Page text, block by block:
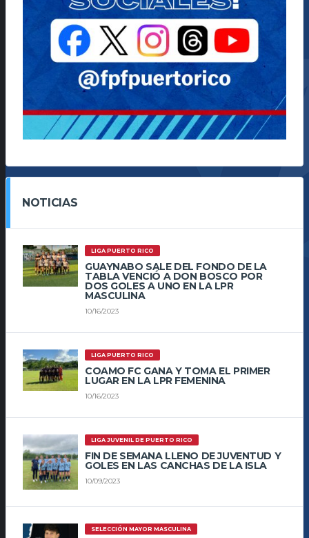
NOTICIAS
LIGA PUERTO RICO
GUAYNABO SALE DEL FONDO DE LA
TABLA VENCIÓ A DON BOSCO POR
DOS GOLES A UNO EN LA LPR
MASCULINA
10/16/2023
LIGA PUERTO RICO
COAMO FC GANA Y TOMA EL PRIMER
LUGAR EN LA LPR FEMENINA
10/16/2023
LIGA JUVENIL DE PUERTO RICO
FIN DE SEMANA LLENO DE JUVENTUD Y
GOLES EN LAS CANCHAS DE LA ISLA
10/09/2023
SELECCIÓN MAYOR MASCULINA